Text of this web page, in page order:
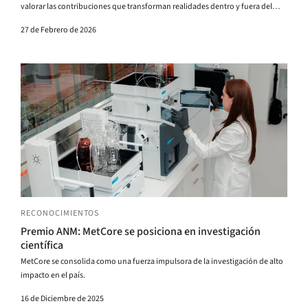
valorar las contribuciones que transforman realidades dentro y fuera del
que celebra la influencia deliberada en la construcción de país, destacando el
la comunidad uniandina.
27 de Febrero de 2026
RECONOCIMIENTOS
Premio ANM: MetCore se posiciona en investigación
científica
MetCore se consolida como una fuerza impulsora de la investigación de alto
impacto en el país.
16 de Diciembre de 2025